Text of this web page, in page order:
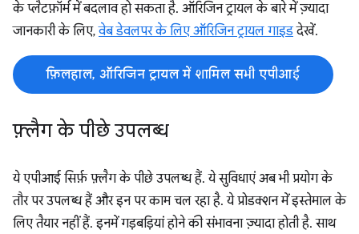
के प्लैटफ़ॉर्म में बदलाव हो सकता है. ऑरिजिन ट्रायल के बारे में ज़्यादा
जानकारी के लिए,वेब डेवलपर के लिए ऑरिजिन ट्रायल गाइडदेखें.
फ़िलहाल, ऑरिजिन ट्रायल में शामिल सभी एपीआई
फ़्लैग के पीछे उपलब्ध
ये एपीआई सिर्फ़ फ़्लैग के पीछे उपलब्ध हैं. ये सुविधाएं अब भी प्रयोग के
तौर पर उपलब्ध हैं और इन पर काम चल रहा है. ये प्रोडक्शन में इस्तेमाल के
लिए तैयार नहीं हैं. इनमें गड़बड़ियां होने की संभावना ज़्यादा होती है. साथ